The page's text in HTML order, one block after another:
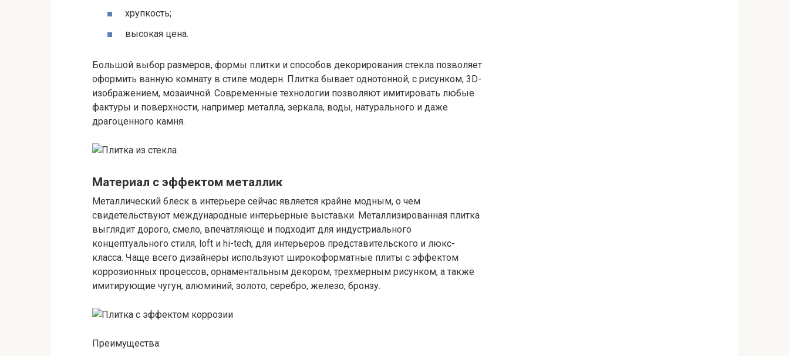
хрупкость;
высокая цена.
Большой выбор размеров, формы плитки и способов декорирования стекла позволяет
оформить ванную комнату в стиле модерн. Плитка бывает однотонной, с рисунком, 3D-
изображением, мозаичной. Современные технологии позволяют имитировать любые
фактуры и поверхности, например металла, зеркала, воды, натурального и даже
драгоценного камня.
Материал с эффектом металлик
Металлический блеск в интерьере сейчас является крайне модным, о чем
свидетельствуют международные интерьерные выставки. Металлизированная плитка
выглядит дорого, смело, впечатляюще и подходит для индустриального
концептуального стиля, loft и hi-tech, для интерьеров представительского и люкс-
класса. Чаще всего дизайнеры используют широкоформатные плиты с эффектом
коррозионных процессов, орнаментальным декором, трехмерным рисунком, а также
имитирующие чугун, алюминий, золото, серебро, железо, бронзу.
Преимущества: